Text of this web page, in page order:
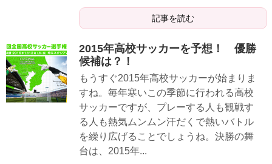
記事を読む
2015年高校サッカーを予想！ 優勝
候補は？！
もうすぐ2015年高校サッカーが始まりま
すね。毎年寒いこの季節に行われる高校
サッカーですが、プレーする人も観戦す
る人も熱気ムンムン汗だくで熱いバトル
を繰り広げることでしょうね。決勝の舞
台は、2015年...